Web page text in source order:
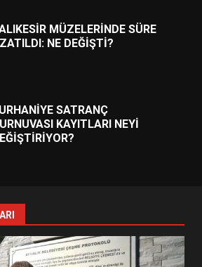
MÜZELERİNDE SÜRE
NE DEĞİŞTİ?
SATRANÇ
KAYITLARI NEYİ
YÖNETİM NASIL